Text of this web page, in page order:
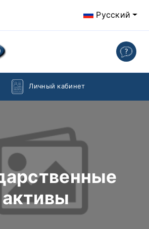
Русский
Личный кабинет
активы